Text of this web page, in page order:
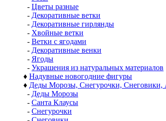
- Цветы разные
- Декоративные ветки
- Декоративные гирлянды
- Хвойные ветки
- Ветки с ягодами
- Декоративные венки
- Ягоды
- Украшения из натуральных материалов
♦ Надувные новогодние фигуры
♦ Деды Морозы, Снегурочки, Снеговики,
- Деды Морозы
- Санта Клаусы
- Снегурочки